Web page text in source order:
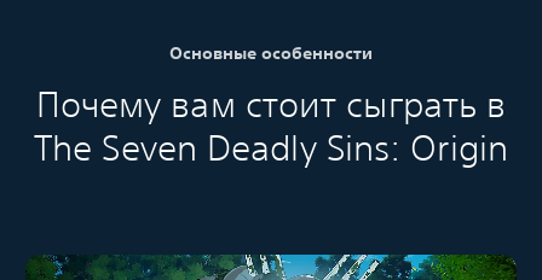
Основные особенности
Почему вам стоит сыграть в
The Seven Deadly Sins: Origin